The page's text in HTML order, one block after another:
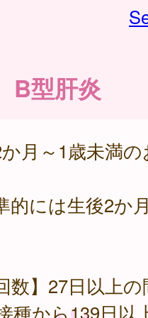
B型肝炎
か月～1歳未満
的には生後2か
数】27日以上
種から139日以